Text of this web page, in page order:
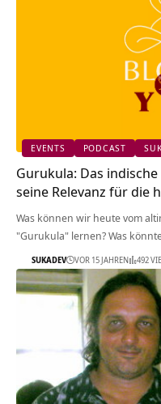
EVENTS PODCAST
Gurukula: Das
seine Relevanz für die
Was können wir heute vom
"Gurukula" lernen? Was
SUKADEV VOR 15 JAHREN 492